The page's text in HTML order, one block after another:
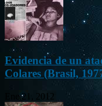
Evidencia de un
Colares (Brasil,
Ene 21, 2012